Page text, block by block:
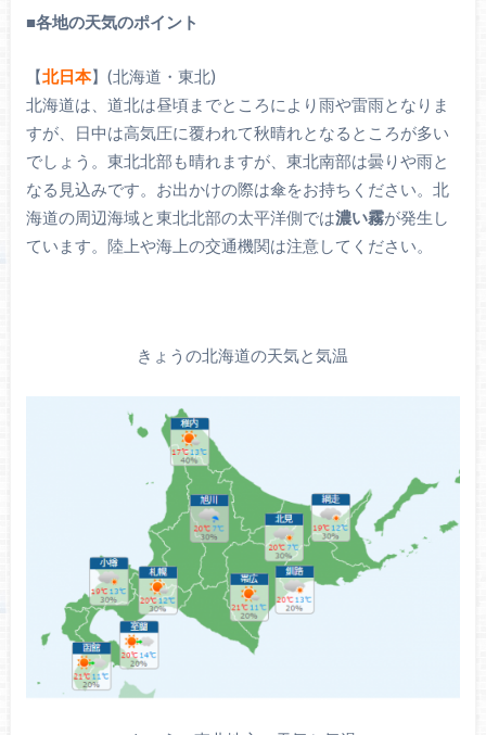
■各地の天気のポイント
【北日本】(北海道・東北)
北海道は、道北は昼頃までところにより雨や雷雨となりま
すが、日中は高気圧に覆われて秋晴れとなるところが多い
でしょう。東北北部も晴れますが、東北南部は曇りや雨と
なる見込みです。お出かけの際は傘をお持ちください。北
海道の周辺海域と東北北部の太平洋側では濃い霧が発生し
ています。陸上や海上の交通機関は注意してください。
きょうの北海道の天気と気温